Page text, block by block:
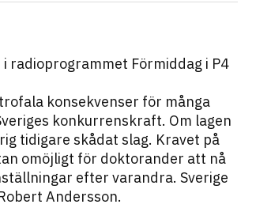
radioprogrammet Förmiddag i P4
konsekvenser för många
konkurrenskraft. Om lagen
tidigare skådat slag. Kravet på
omöjligt för doktorander att nå
efter varandra. Sverige
Andersson.